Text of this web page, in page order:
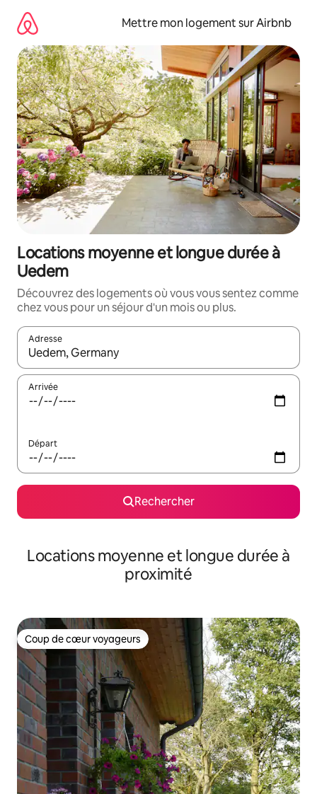
directement
contenu
Mettre mon logement sur Airbnb
Locations moyenne et longue durée à
Uedem
Découvrez des logements où vous vous sentez comme
chez vous pour un séjour d'un mois ou plus.
Adresse
Lorsque les résultats s'affichent, utilisez les flèches vers le
Arrivée
Départ
Rechercher
Locations moyenne et longue durée à
proximité
Coup de cœur voyageurs
Coup de cœur voyageurs